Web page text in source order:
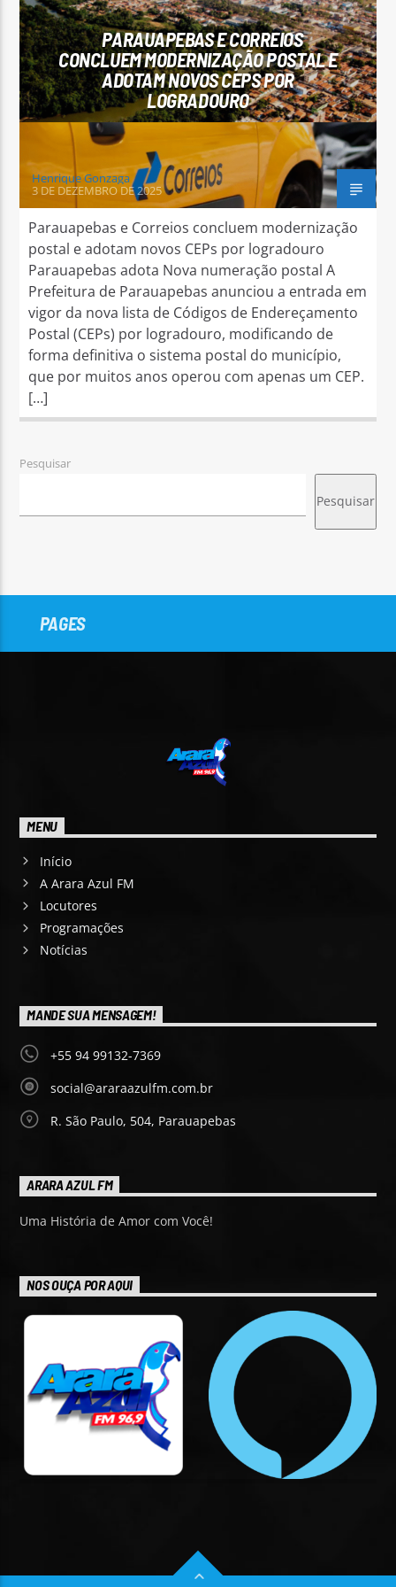
Arara Azul FM
PARAUAPEBAS E CORREIOS
CONCLUEM MODERNIZAÇÃO POSTAL E
ADOTAM NOVOS CEPS POR
LOGRADOURO
Henrique Gonzaga
3 DE DEZEMBRO DE 2025
Parauapebas e Correios concluem modernização
postal e adotam novos CEPs por logradouro
Parauapebas adota Nova numeração postal A
Prefeitura de Parauapebas anunciou a entrada em
vigor da nova lista de Códigos de Endereçamento
Postal (CEPs) por logradouro, modificando de
forma definitiva o sistema postal do município,
que por muitos anos operou com apenas um CEP.
[…]
Pesquisar
Pesquisar
PAGES
MENU
Início
A Arara Azul FM
Locutores
Programações
Notícias
MANDE SUA MENSAGEM!
+55 94 99132-7369
social@araraazulfm.com.br
R. São Paulo, 504, Parauapebas
ARARA AZUL FM
Uma História de Amor com Você!
NOS OUÇA POR AQUI